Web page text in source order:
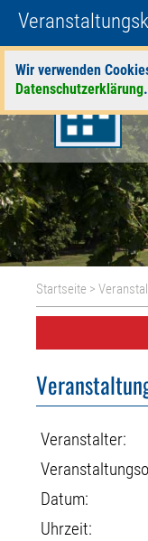
Wir verwenden
Datenschutzerklärung
Startseite >
Veranstalter:
Datum:
Uhrzeit: